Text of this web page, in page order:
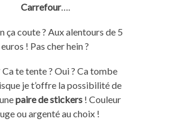
Carrefour….
ça coute ? Aux alentours de 5
euros ! Pas cher hein ?
Ca te tente ? Oui ? Ca tombe
je t’offre la possibilité de
paire de stickers ! Couleur
ou argenté au choix !